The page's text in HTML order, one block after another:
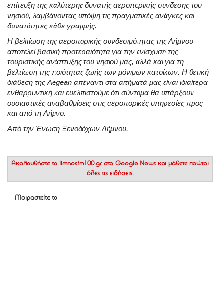
επίτευξη της καλύτερης δυνατής αεροπορικής σύνδεσης του
νησιού, λαμβάνοντας υπόψη τις πραγματικές ανάγκες και
δυνατότητες κάθε γραμμής.
Η βελτίωση της αεροπορικής συνδεσιμότητας της Λήμνου
αποτελεί βασική προτεραιότητα για την ενίσχυση της
τουριστικής ανάπτυξης του νησιού μας, αλλά και για τη
βελτίωση της ποιότητας ζωής των μόνιμων κατοίκων. Η θετική
διάθεση της Aegean απέναντι στα αιτήματά μας είναι ιδιαίτερα
ενθαρρυντική και ευελπιστούμε ότι σύντομα θα υπάρξουν
ουσιαστικές αναβαθμίσεις στις αεροπορικές υπηρεσίες προς
και από τη Λήμνο.
Από την Ένωση Ξενοδόχων Λήμνου.
Ακολουθήστε το limnosfm100.gr στο Google News και μάθετε πρώτοι
όλες τις ειδήσεις.
Μοιραστείτε το